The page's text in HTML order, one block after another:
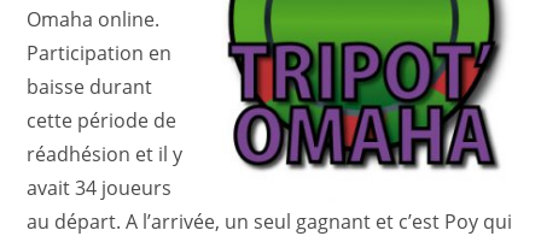
Omaha online.
Participation en
baisse durant
cette période de
réadhésion et il y
avait 34 joueurs
au départ. A l’arrivée, un seul gagnant et c’est Poy qui